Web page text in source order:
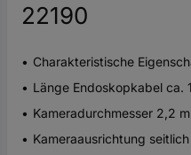
22190
Charakteristische
Länge Endoskopkabel ca.
Kameradurchmesser 2,2
Kameraausrichtung seitlich